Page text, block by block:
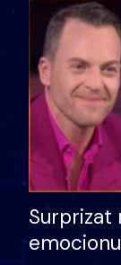
Surprizat